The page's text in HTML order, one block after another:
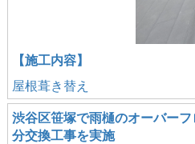
【施工内容】
屋根葺き替え
渋谷区笹塚で雨樋のオーバー
分交換工事を実施